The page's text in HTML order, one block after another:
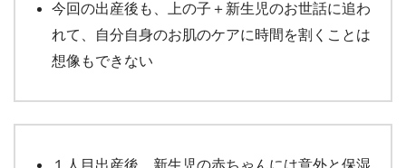
今回の出産後も、上の子＋新生児のお世話に追わ
れて、自分自身のお肌のケアに時間を割くことは
想像もできない